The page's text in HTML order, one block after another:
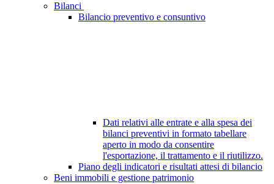
Bilanci
Bilancio preventivo e consuntivo
Dati relativi alle entrate e alla spesa dei
bilanci preventivi in formato tabellare
aperto in modo da consentire
l'esportazione, il trattamento e il riutilizzo.
Piano degli indicatori e risultati attesi di bilancio
Beni immobili e gestione patrimonio